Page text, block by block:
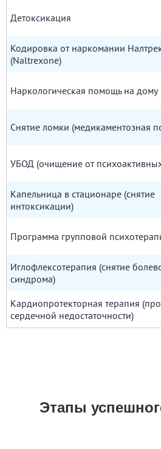
Детоксикация
Кодировка от наркомании
(Naltrexone)
Наркологическая помощь на дому
Снятие ломки (медикаментозная
УБОД (очищение от
Капельница в стационаре (снятие
интоксикации)
Программа групповой
Иглофлексотерапия (снятие
синдрома)
Кардиопротекторная терапия
сердечной недостаточности)
Этапы